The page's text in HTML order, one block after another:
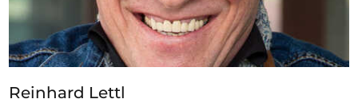
Reinhard Lettl